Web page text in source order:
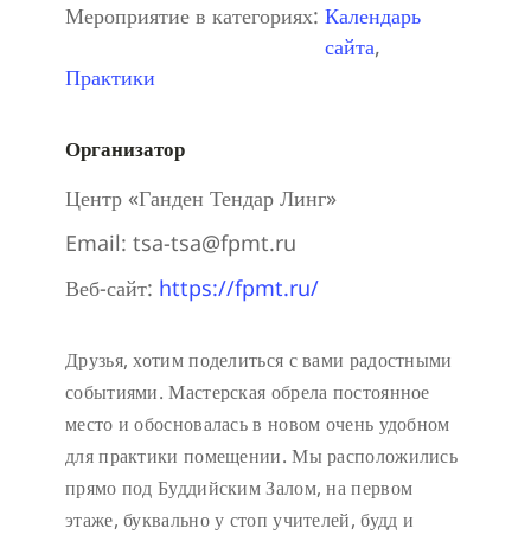
Мероприятие в категориях: Календарь
сайта,
Практики
Организатор
Центр «Ганден Тендар Линг»
Email: tsa-tsa@fpmt.ru
Веб-сайт: https://fpmt.ru/
Друзья, хотим поделиться с вами радостными
событиями. Мастерская обрела постоянное
место и обосновалась в новом очень удобном
для практики помещении. Мы расположились
прямо под Буддийским Залом, на первом
этаже, буквально у стоп учителей, будд и